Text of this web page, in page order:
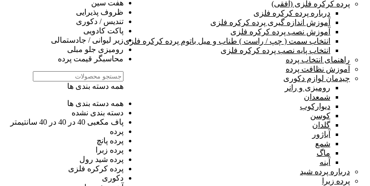
پرده کرکره فلزی (افقی)
درباره پرده کرکره فلزی
آموزش اندازه گیری پرده کرکره فلزی
آموزش نصب پرده کرکره فلزی
انتخاب سمت ( چپ / راست ) طناب و میل باتوم پرده کرکره فلزی
انتخاب پایه نصب پرده کرکره فلزی
راهنمای انتخاب پرده
آموزش نظافت پرده
چیدمان لوازم دکوری
رومیزی و رانر
شمعدان
دیوارکوب
کوسن
گلدان
آباژور
شمع
ماگ
آینه
درباره پرده شید
پرده زبرا
هفت سین
ظروف پذیرایی
تندیس / دکوری
پاکت کادویی
زیر لیوانی / جادستمالی
رومیزی جلو مبلی
محاسبگر قیمت پرده
همه دسته بندی ها
همه دسته بندی ها
دسته بندی نشده
پاف مکعبی 40 در 40 در 40 سانتیمتر
پرده
پرده پانچ
پرده زبرا
پرده شید رول
پرده کرکره فلزی
دکوری